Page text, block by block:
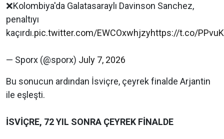
❌Kolombiya'da Galatasaraylı Davinson Sanchez,
penaltıyı
kaçırdı.pic.twitter.com/EWCOxwhjzyhttps://t.co/
— Sporx (@sporx) July 7, 2026
Bu sonucun ardından İsviçre, çeyrek finalde Arjantin
ile eşleşti.
İSVİÇRE, 72 YIL SONRA ÇEYREK FİNALDE